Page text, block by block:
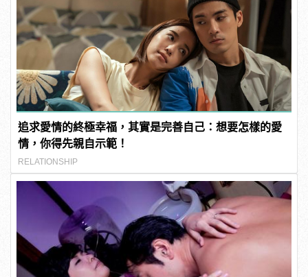
追求愛情的終極幸福，其實是完善自己：想要怎樣的愛
情，你得先親自示範！
RELATIONSHIP